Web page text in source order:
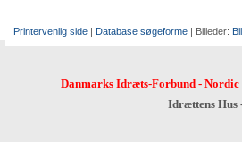
Printervenlig side | Database søgeforme | Billeder:
Danmarks Idræts-Forbund- Nordic
Idrættens Hus